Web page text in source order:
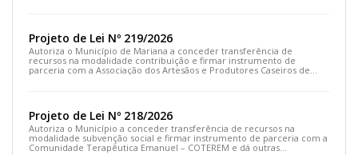
Projeto de Lei Nº 219/2026
Autoriza o Município de Mariana a conceder transferência de
recursos na modalidade contribuição e firmar instrumento de
parceria com a Associação dos Artesãos e Produtores Caseiros de
Projeto de Lei Nº 218/2026
Autoriza o Município a conceder transferência de recursos na
modalidade subvenção social e firmar instrumento de parceria com a
Comunidade Terapêutica Emanuel – COTEREM e dá outras